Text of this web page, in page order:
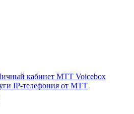
кабинет МТТ Voicebox
IP-телефония от МТТ